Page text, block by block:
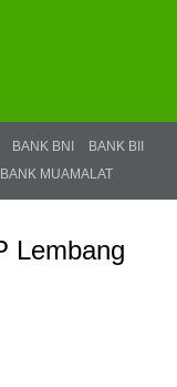
BANK BNI
BANK BII
BANK MUAMALAT
Lembang